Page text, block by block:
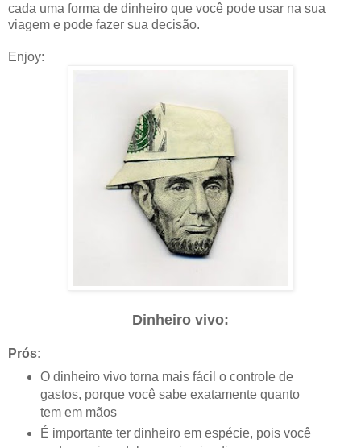
cada uma forma de dinheiro que você pode usar na sua
viagem e pode fazer sua decisão.
Enjoy:
Dinheiro vivo:
Prós:
O dinheiro vivo torna mais fácil o controle de
gastos, porque você sabe exatamente quanto
tem em mãos
É importante ter dinheiro em espécie, pois você